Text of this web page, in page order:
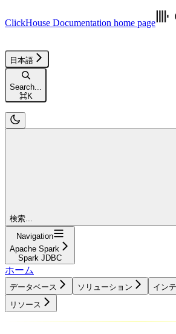
ClickHouse Documentation home page
日本語
Search...
⌘K
検索...
Navigation
Apache Spark
Spark JDBC
ホーム
データベース ソリューション
イン
リソース